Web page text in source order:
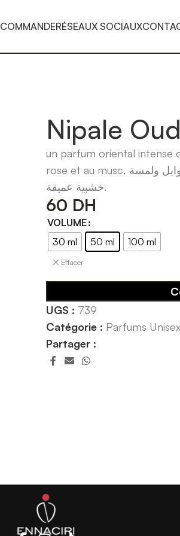
COMMANDERÉSEAUX SOCIAUX
Nipale
un parfum oriental intense
rose et au musc, عطر قوي، دافئ وغامض بطابع شرقي فاخر فيه الجلد والتوابل ولمسة
خشبية عميقة.
60 DH
VOLUME
30 ml
50 ml 100 ml
Effacer
UGS : 739
Catégorie : Parfums
Partager :